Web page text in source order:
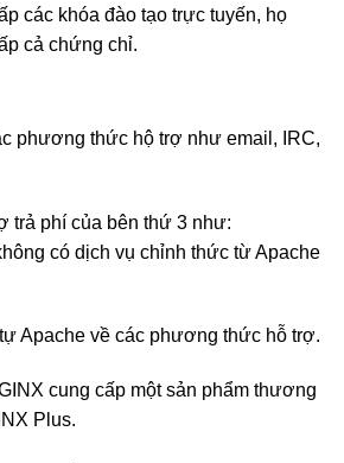
các khóa đào tạo trực tuyến, họ
cả chứng chỉ.
phương thức hộ trợ như email, IRC,
trả phí của bên thứ 3 như:
có dịch vụ chỉnh thức từ Apache
Apache về các phương thức hỗ trợ.
cung cấp một sản phẩm thương
Plus.